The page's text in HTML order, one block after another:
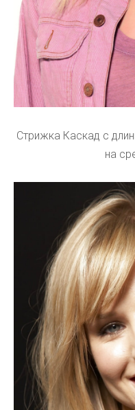
Стрижка Каскад с
на